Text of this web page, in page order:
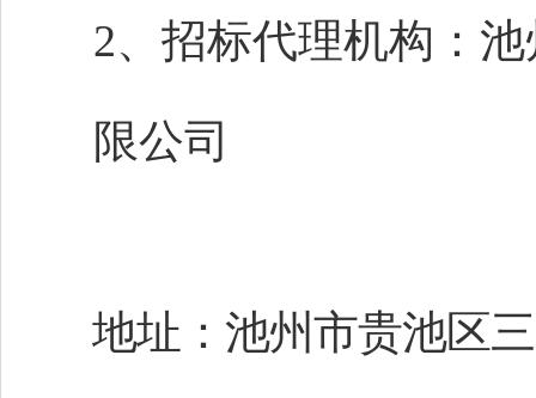
2、招标代理机构：
限公司
地址：池州市贵池区